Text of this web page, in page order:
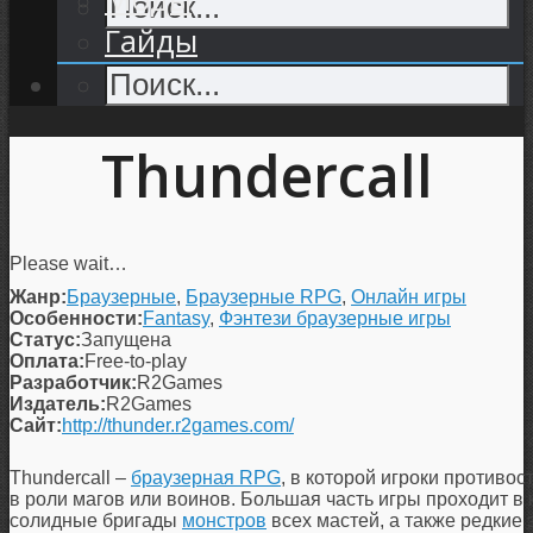
Гайды
Thundercall
Please wait…
Жанр:Браузерные, Браузерные RPG, Онлайн игры
Особенности:Fantasy, Фэнтези браузерные игры
Статус:Запущена
Оплата:Free-to-play
Разработчик:R2Games
Издатель:R2Games
Сайт:http://thunder.r2games.com/
Thundercall – браузерная RPG, в которой игроки
в роли магов или воинов. Большая часть игры проходит в
солидные бригады монстров всех мастей, а также